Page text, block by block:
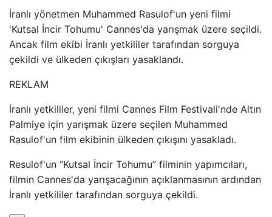
İranlı yönetmen Muhammed Rasulof'un yeni filmi
'Kutsal İncir Tohumu' Cannes'da yarışmak üzere seçildi.
Ancak film ekibi İranlı yetkililer tarafından sorguya
çekildi ve ülkeden çıkışları yasaklandı.
REKLAM
İranlı yetkililer, yeni filmi Cannes Film Festivali'nde Altın
Palmiye için yarışmak üzere seçilen Muhammed
Rasulof'un film ekibinin ülkeden çıkışını yasakladı.
Resulof'un “Kutsal İncir Tohumu” filminin yapımcıları,
filmin Cannes'da yarışacağının açıklanmasının ardından
İranlı yetkililer tarafından sorguya çekildi.